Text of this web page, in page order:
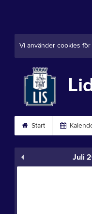
Vi använder cookies
Start
Juli